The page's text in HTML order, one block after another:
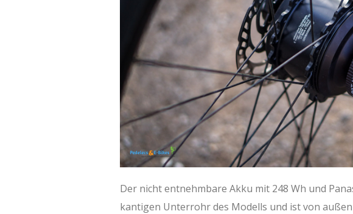
Der nicht entnehmbare Akku mit 248 Wh und
kantigen Unterrohr des Modells und ist von